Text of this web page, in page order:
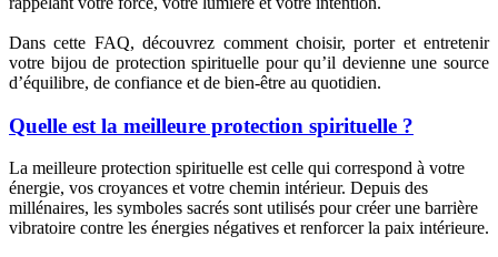
Dans cette FAQ, découvrez comment choisir, porter et entretenir
votre bijou de protection spirituelle pour qu’il devienne une source
d’équilibre, de confiance et de bien-être au quotidien.
Quelle est la meilleure protection spirituelle ?
La meilleure protection spirituelle est celle qui correspond à votre
énergie, vos croyances et votre chemin intérieur. Depuis des
millénaires, les symboles sacrés sont utilisés pour créer une barrière
vibratoire contre les énergies négatives et renforcer la paix intérieure.